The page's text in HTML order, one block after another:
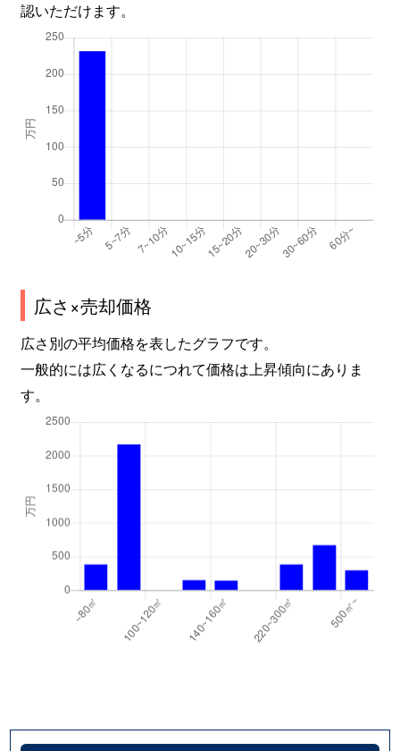
認いただけます。
広さ×売却価格
広さ別の平均価格を表したグラフです。
一般的には広くなるにつれて価格は上昇傾向にありま
す。